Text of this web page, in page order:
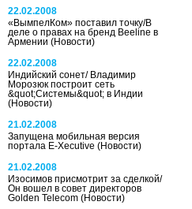
22.02.2008
«ВымпелКом» поставил точку/В
деле о правах на бренд Beeline в
Армении(Новости)
22.02.2008
Индийский сонет/ Владимир
Морозюк построит сеть
&quot;Системы&quot; в Индии
(Новости)
21.02.2008
Запущена мобильная версия
портала E-Xecutive(Новости)
21.02.2008
Изосимов присмотрит за сделкой/
Он вошел в совет директоров
Golden Telecom(Новости)